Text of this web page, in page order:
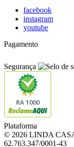
facebook
instagram
youtube
Pagamento
Segurança
RA 1000
Plataforma
© 2026 LINDA
62.763.347/0001-43